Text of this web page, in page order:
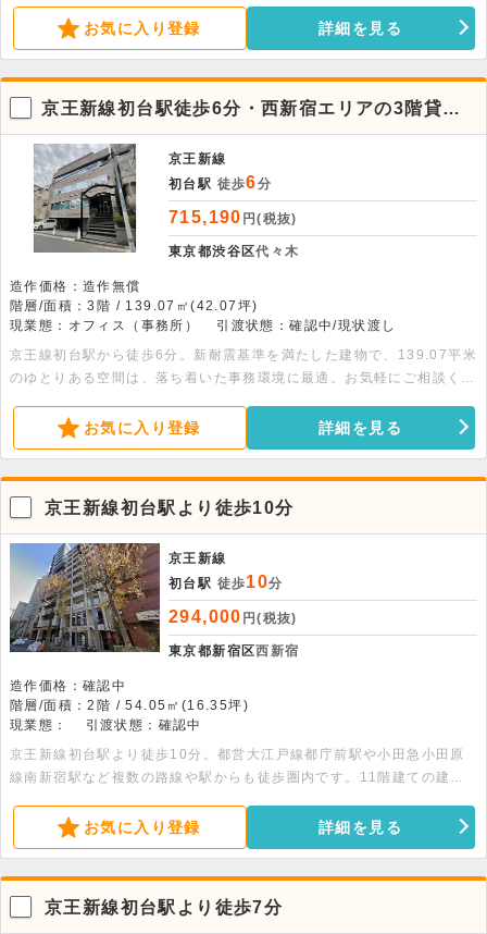
お気に入り登録 詳細を見る
京王新線初台駅徒歩6分・西新宿エリアの3階貸事
務所。
京王新線
初台駅 徒歩6分
715,190 円(税抜)
東京都渋谷区代々木
造作価格：造作無償
階層/面積：3階 / 139.07㎡(42.07坪)
現業態：オフィス（事務所）
引渡状態：確認中/現状渡し
京王線初台駅から徒歩6分。新耐震基準を満たした建物で、139.07平米
のゆとりある空間は、落ち着いた事務環境に最適。お気軽にご相談くだ
お気に入り登録 詳細を見る
京王新線初台駅より徒歩10分
京王新線
初台駅 徒歩10分
294,000 円(税抜)
東京都新宿区西新宿
造作価格：確認中
階層/面積：2階 / 54.05㎡(16.35坪)
現業態：
引渡状態：確認中
京王新線初台駅より徒歩10分。都営大江戸線都庁前駅や小田急小田原
線南新宿駅など複数の路線や駅からも徒歩圏内です。11階建ての建物
チン完備です。お気に入り登録 詳細を見る
京王新線初台駅より徒歩7分